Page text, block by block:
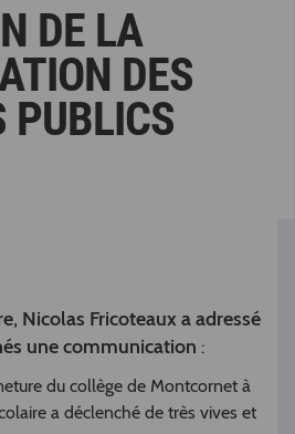
DE LA
DES
PUBLICS
Nicolas Fricoteaux a adressé
une communication :
du collège de Montcornet à
a déclenché de très vives et